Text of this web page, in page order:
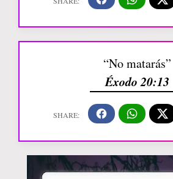
“No matarás”
Éxodo 20:13